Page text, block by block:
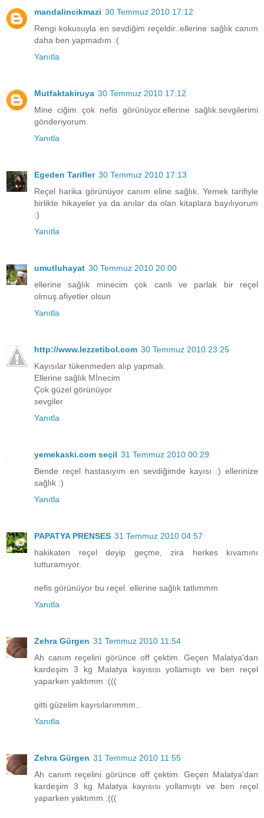
mandalincikmazi 30 Temmuz 2010 17:12
Rengi kokusuyla en sevdiğim reçeldir..ellerine sağlık canım
daha ben yapmadım :(
Yanıtla
Mutfaktakiruya 30 Temmuz 2010 17:12
Mine ciğim çok nefis görünüyor.ellerine sağlık.sevgilerimi
gönderiyorum.
Yanıtla
Egeden Tarifler 30 Temmuz 2010 17:13
Reçel harika görünüyor canım eline sağlık. Yemek tarifiyle
birlikte hikayeler ya da anılar da olan kitaplara bayılıyorum
:)
Yanıtla
umutluhayat 30 Temmuz 2010 20:00
ellerine sağlık minecim çok canlı ve parlak bir reçel
olmuş.afiyetler olsun
Yanıtla
http://www.lezzetibol.com 30 Temmuz 2010 23:25
Kayısılar tükenmeden alıp yapmalı.
Ellerine sağlık Mİnecim
Çok güzel görünüyor
sevgiler
Yanıtla
yemekaski.com seçil 31 Temmuz 2010 00:29
Bende reçel hastasıyım en sevdiğimde kayısı :) ellerinize
sağlık :)
Yanıtla
PAPATYA PRENSES 31 Temmuz 2010 04:57
hakikaten reçel deyip geçme, zira herkes kıvamını
tutturamıyor.
nefis görünüyor bu reçel. ellerine sağlık tatlımmm
Yanıtla
Zehra Gürgen 31 Temmuz 2010 11:54
Ah canım reçelini görünce off çektim. Geçen Malatya'dan
kardeşim 3 kg Malatya kayısısı yollamıştı ve ben reçel
yaparken yaktımm :(((
gitti güzelim kayısılarımmm..
Yanıtla
Zehra Gürgen 31 Temmuz 2010 11:55
Ah canım reçelini görünce off çektim. Geçen Malatya'dan
kardeşim 3 kg Malatya kayısısı yollamıştı ve ben reçel
yaparken yaktımm :(((